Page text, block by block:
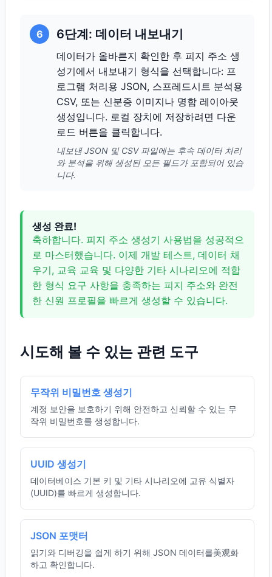
6 6단계: 데이터 내보내기
데이터가 올바른지 확인한 후 피지 주소 생
성기에서 내보내기 형식을 선택합니다: 프
로그램 처리용 JSON, 스프레드시트 분석용
CSV, 또는 신분증 이미지나 명함 레이아웃
생성입니다. 로컬 장치에 저장하려면 다운
로드 버튼을 클릭합니다.
내보낸 JSON 및 CSV 파일에는 후속 데이터 처리
와 분석을 위해 생성된 모든 필드가 포함되어 있습
니다.
생성 완료!
축하합니다. 피지 주소 생성기 사용법을 성공적으
로 마스터했습니다. 이제 개발 테스트, 데이터 채
우기, 교육 교육 및 다양한 기타 시나리오에 적합
한 형식 요구 사항을 충족하는 피지 주소와 완전
한 신원 프로필을 빠르게 생성할 수 있습니다.
시도해 볼 수 있는 관련 도구
무작위 비밀번호 생성기
계정 보안을 보호하기 위해 안전하고 신뢰할 수 있는 무
작위 비밀번호를 생성합니다.
UUID 생성기
데이터베이스 기본 키 및 기타 시나리오에 고유 식별자
(UUID)를 빠르게 생성합니다.
JSON 포맷터
읽기와 디버깅을 쉽게 하기 위해 JSON 데이터를美观화
하고 확인합니다.